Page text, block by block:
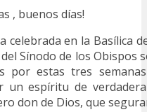
, buenos días!
celebrada en la Basílica
Sínodo de los
por estas tres
un espíritu de
don de Dios, que